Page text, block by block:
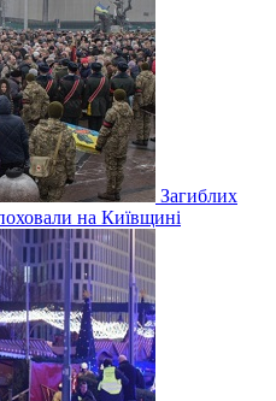
Загиблих
на Київщині